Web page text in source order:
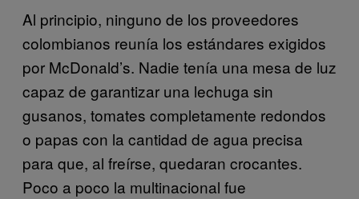
Al principio, ninguno de los proveedores
colombianos reunía los estándares exigidos
por McDonald’s. Nadie tenía una mesa de luz
capaz de garantizar una lechuga sin
gusanos, tomates completamente redondos
o papas con la cantidad de agua precisa
para que, al freírse, quedaran crocantes.
Poco a poco la multinacional fue